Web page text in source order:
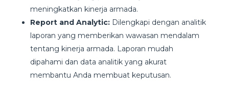
meningkatkan kinerja armada.
Report and Analytic: Dilengkapi dengan analitik
laporan yang memberikan wawasan mendalam
tentang kinerja armada. Laporan mudah
dipahami dan data analitik yang akurat
membantu Anda membuat keputusan.